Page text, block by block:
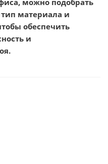
можно подобрать
материала и
обеспечить
и